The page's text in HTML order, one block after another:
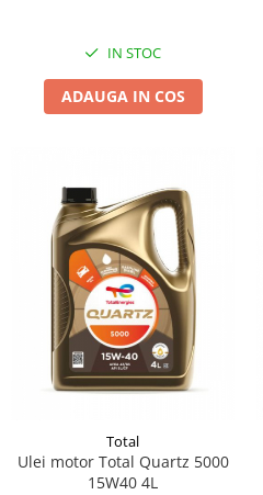
IN STOC
ADAUGA IN COS
Total
Ulei motor Total Quartz 5000
15W40 4L